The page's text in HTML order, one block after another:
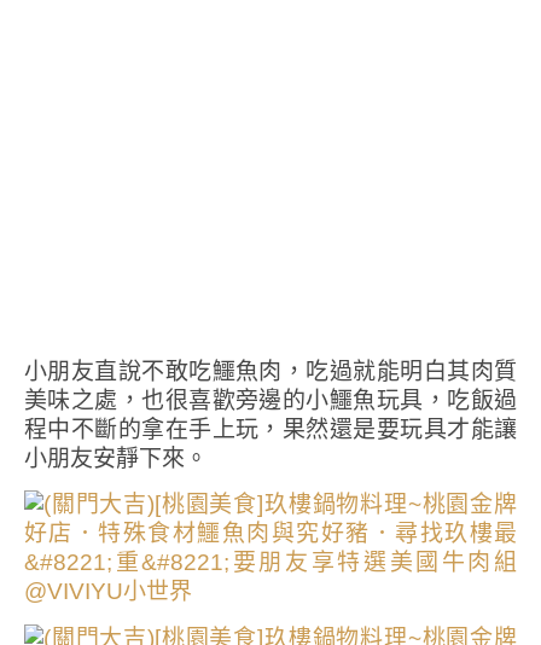
小朋友直說不敢吃鱷魚肉，吃過就能明白其肉質
美味之處，也很喜歡旁邊的小鱷魚玩具，吃飯過
程中不斷的拿在手上玩，果然還是要玩具才能讓
小朋友安靜下來。